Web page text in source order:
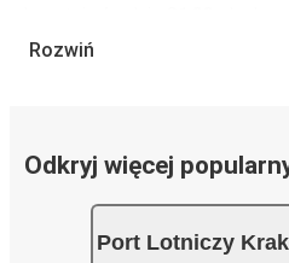
jedynie 81,98 zł, jeśli
Podróż na trasie Port
Trasa Port Lotniczy Kraków -
Rozwiń
Odkryj więcej
Port Lotniczy